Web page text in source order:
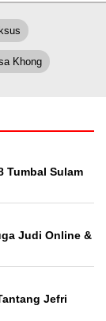
Khong
Tumbal Sulam
Judi Online &
Jefri